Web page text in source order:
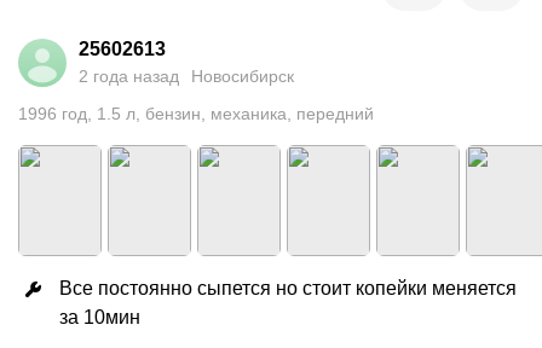
25602613
2 года назад
Новосибирск
1996 год 1.5 л бензин механика передний
Все постоянно сыпется но стоит копейки меняется
за 10мин